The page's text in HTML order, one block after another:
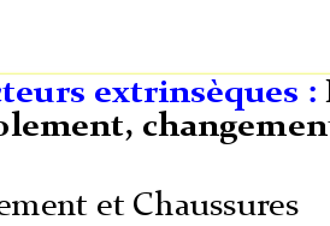
extrinsèques :
et Chaussures